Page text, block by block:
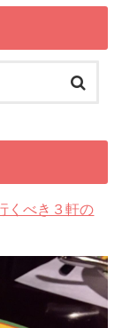
くべき３軒の